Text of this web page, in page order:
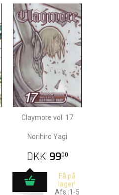
Claymore vol. 17
Norihiro Yagi
DKK 9900
Få på
lager!
Afs.:1-5